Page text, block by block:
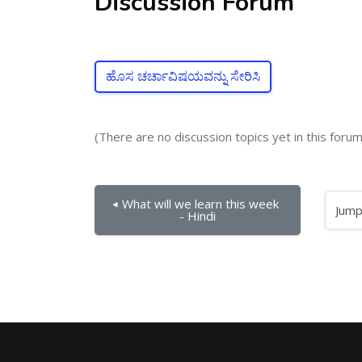
ಹೊಸ ಚರ್ಚಾವಿಷಯವನ್ನು ಸೇರಿಸಿ
(There are no discussion topics yet in this
◀︎ What will we learn this week
- Hindi Jump to...